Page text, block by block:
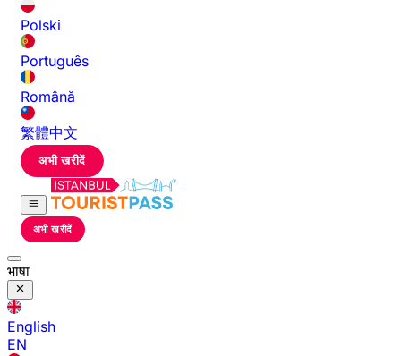
Polski
Português
Română
繁體中文
अभी खरीदें
अभी खरीदें
भाषा
English
EN